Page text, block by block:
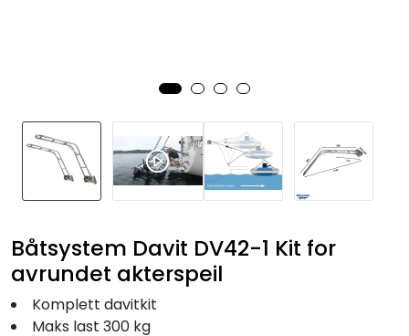
Båtsystem Davit DV42-1 Kit for
avrundet akterspeil
Komplett davitkit
Maks last 300 kg
Nyheter